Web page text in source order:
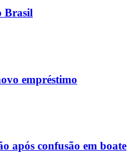
Brasil
empréstimo
após confusão em boate